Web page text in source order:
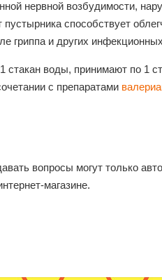
нервной возбудимости,
способствует
гриппа и других
стакан воды, принимают по 1
с препаратами
вопросы могут только
магазине.